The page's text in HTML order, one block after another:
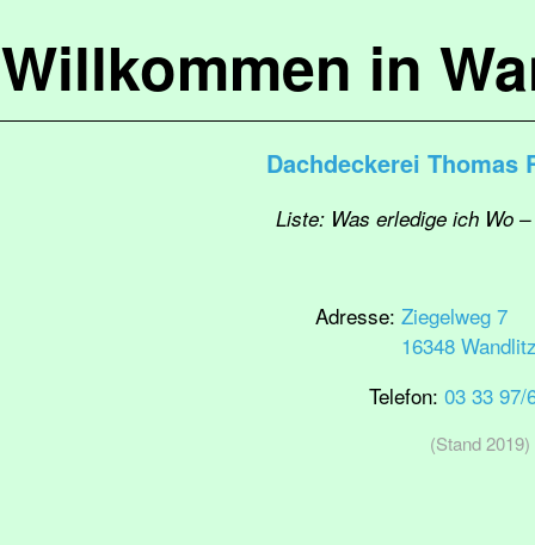
Willkommen in
Dachdeckerei Thomas
Liste: Was erledige ich Wo
Adresse: Ziegelweg 7
16348
Telefon: 03 33 97/
(Stand 2019)